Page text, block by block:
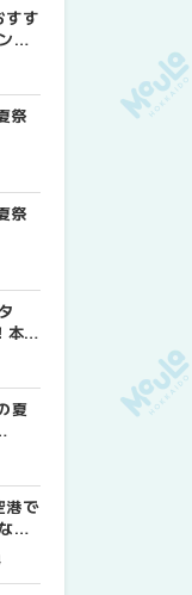
すす
日
ら
祭
祭
本
夏
港で
い
選
新】札幌のおすす
ン｜オープン日
まで | MouLa
幌市西区の夏祭
まとめ |
幌市北区の夏祭
まとめ |
幌市手稲区の夏
トまとめ |
幌市白石区の夏
トまとめ |
幌市南区の夏祭
まとめ |
新】札幌のおすす
ン｜オープン日
まで | MouLa
幌市北区の夏祭
まとめ |
幌市西区の夏祭
まとめ |
幌市白石区の夏
トまとめ |
幌市手稲区の夏
トまとめ |
幌市清田区の夏
トまとめ |